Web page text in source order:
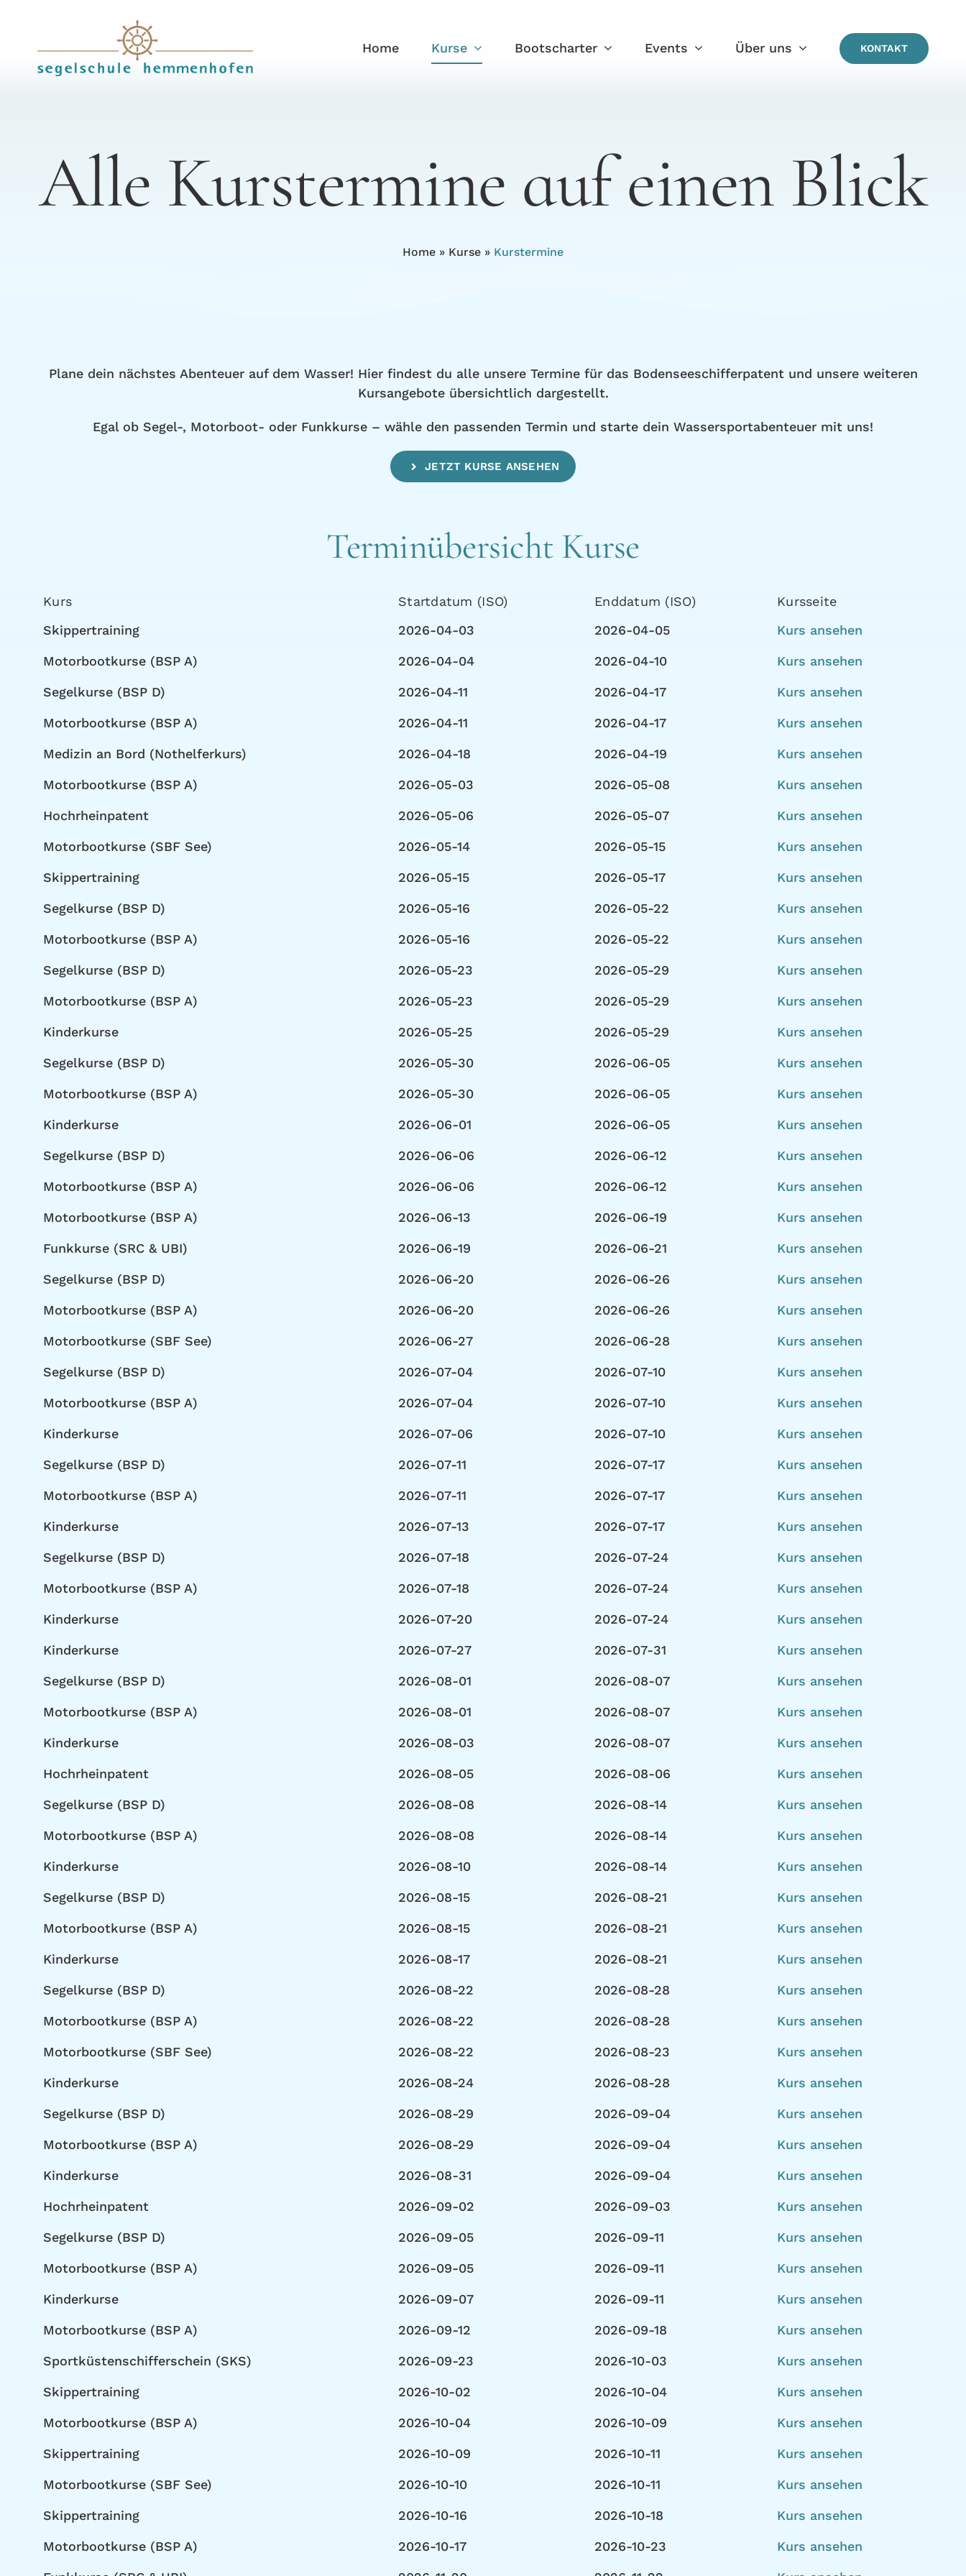
content
Home Kurse Bootscharter Events Über uns KONTAKT
Alle Kurstermine auf einen Blick
Home » Kurse » Kurstermine
Plane dein nächstes Abenteuer auf dem Wasser! Hier findest du alle unsere Termine für das Bodenseeschifferpatent und unsere weiteren
Kursangebote übersichtlich dargestellt.
Egal ob Segel-, Motorboot- oder Funkkurse – wähle den passenden Termin und starte dein Wassersportabenteuer mit uns!
JETZT KURSE ANSEHEN
Terminübersicht Kurse
Kurs Startdatum (ISO) Enddatum (ISO)
Kursseite
Skippertraining
2026-04-03 2026-04-05 Kurs ansehen
Motorbootkurse (BSP A) 2026-04-04 2026-04-10 Kurs ansehen
Segelkurse (BSP D) 2026-04-11 2026-04-17 Kurs ansehen
Motorbootkurse (BSP A) 2026-04-11 2026-04-17 Kurs ansehen
Medizin an Bord (Nothelferkurs) 2026-04-18 2026-04-19 Kurs ansehen
Motorbootkurse (BSP A) 2026-05-03 2026-05-08 Kurs ansehen
Hochrheinpatent 2026-05-06 2026-05-07 Kurs ansehen
Motorbootkurse (SBF See) 2026-05-14 2026-05-15 Kurs ansehen
Skippertraining 2026-05-15 2026-05-17 Kurs ansehen
Segelkurse (BSP D) 2026-05-16 2026-05-22 Kurs ansehen
Motorbootkurse (BSP A) 2026-05-16 2026-05-22 Kurs ansehen
Segelkurse (BSP D) 2026-05-23 2026-05-29 Kurs ansehen
Motorbootkurse (BSP A) 2026-05-23 2026-05-29 Kurs ansehen
Kinderkurse 2026-05-25 2026-05-29 Kurs ansehen
Segelkurse (BSP D) 2026-05-30 2026-06-05 Kurs ansehen
Motorbootkurse (BSP A) 2026-05-30 2026-06-05 Kurs ansehen
Kinderkurse 2026-06-01 2026-06-05 Kurs ansehen
Segelkurse (BSP D) 2026-06-06 2026-06-12 Kurs ansehen
Motorbootkurse (BSP A) 2026-06-06 2026-06-12 Kurs ansehen
Motorbootkurse (BSP A) 2026-06-13 2026-06-19 Kurs ansehen
Funkkurse (SRC & UBI) 2026-06-19 2026-06-21 Kurs ansehen
Segelkurse (BSP D) 2026-06-20 2026-06-26 Kurs ansehen
Motorbootkurse (BSP A) 2026-06-20 2026-06-26 Kurs ansehen
Motorbootkurse (SBF See) 2026-06-27 2026-06-28 Kurs ansehen
Segelkurse (BSP D) 2026-07-04 2026-07-10 Kurs ansehen
Motorbootkurse (BSP A) 2026-07-04 2026-07-10 Kurs ansehen
Kinderkurse 2026-07-06 2026-07-10 Kurs ansehen
Segelkurse (BSP D) 2026-07-11 2026-07-17 Kurs ansehen
Motorbootkurse (BSP A) 2026-07-11 2026-07-17 Kurs ansehen
Kinderkurse 2026-07-13 2026-07-17 Kurs ansehen
Segelkurse (BSP D) 2026-07-18 2026-07-24 Kurs ansehen
Motorbootkurse (BSP A) 2026-07-18 2026-07-24 Kurs ansehen
Kinderkurse 2026-07-20 2026-07-24 Kurs ansehen
Kinderkurse 2026-07-27 2026-07-31 Kurs ansehen
Segelkurse (BSP D) 2026-08-01 2026-08-07 Kurs ansehen
Motorbootkurse (BSP A) 2026-08-01 2026-08-07 Kurs ansehen
Kinderkurse 2026-08-03 2026-08-07 Kurs ansehen
Hochrheinpatent 2026-08-05 2026-08-06 Kurs ansehen
Segelkurse (BSP D) 2026-08-08 2026-08-14 Kurs ansehen
Motorbootkurse (BSP A) 2026-08-08 2026-08-14 Kurs ansehen
Kinderkurse 2026-08-10 2026-08-14 Kurs ansehen
Segelkurse (BSP D) 2026-08-15 2026-08-21 Kurs ansehen
Motorbootkurse (BSP A) 2026-08-15 2026-08-21 Kurs ansehen
Kinderkurse 2026-08-17 2026-08-21 Kurs ansehen
Segelkurse (BSP D) 2026-08-22 2026-08-28 Kurs ansehen
Motorbootkurse (BSP A) 2026-08-22 2026-08-28 Kurs ansehen
Motorbootkurse (SBF See) 2026-08-22 2026-08-23 Kurs ansehen
Kinderkurse 2026-08-24 2026-08-28 Kurs ansehen
Segelkurse (BSP D) 2026-08-29 2026-09-04 Kurs ansehen
Motorbootkurse (BSP A) 2026-08-29 2026-09-04 Kurs ansehen
Kinderkurse 2026-08-31 2026-09-04 Kurs ansehen
Hochrheinpatent 2026-09-02 2026-09-03 Kurs ansehen
Segelkurse (BSP D) 2026-09-05 2026-09-11 Kurs ansehen
Motorbootkurse (BSP A) 2026-09-05 2026-09-11 Kurs ansehen
Kinderkurse 2026-09-07 2026-09-11 Kurs ansehen
Motorbootkurse (BSP A) 2026-09-12 2026-09-18 Kurs ansehen
Sportküstenschifferschein (SKS) 2026-09-23 2026-10-03 Kurs ansehen
Skippertraining 2026-10-02 2026-10-04 Kurs ansehen
Motorbootkurse (BSP A) 2026-10-04 2026-10-09 Kurs ansehen
Skippertraining 2026-10-09 2026-10-11 Kurs ansehen
Motorbootkurse (SBF See) 2026-10-10 2026-10-11 Kurs ansehen
Skippertraining 2026-10-16 2026-10-18 Kurs ansehen
Motorbootkurse (BSP A) 2026-10-17 2026-10-23 Kurs ansehen